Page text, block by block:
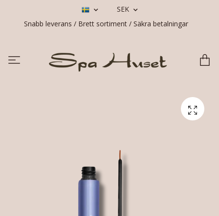
SEK
Snabb leverans / Brett sortiment / Säkra betalningar